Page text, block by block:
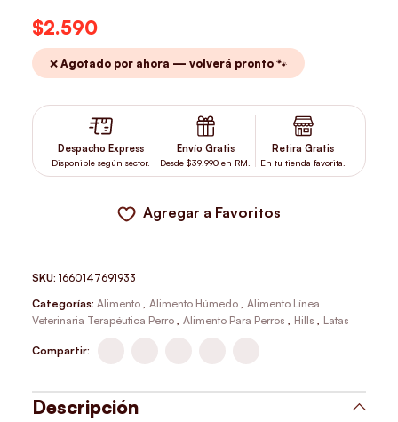
$2.590
❌ Agotado por ahora — volverá pronto 🐾
Despacho Express
Disponible según sector.
Envío Gratis
Desde $39.990 en RM.
Retira Gratis
En tu tienda favorita.
Agregar a Favoritos
SKU:1660147691933
Categorías: Alimento Alimento Húmedo
Alimento Línea
Veterinaria Terapéutica Perro
Alimento Para Perros Hills Latas
Compartir:
Descripción